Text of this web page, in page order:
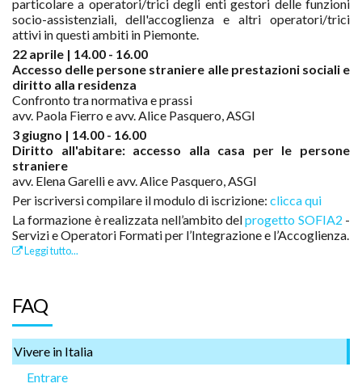
particolare a operatori/trici degli enti gestori delle funzioni
socio-assistenziali, dell'accoglienza e altri operatori/trici
attivi in questi ambiti in Piemonte.
22 aprile | 14.00 - 16.00
Accesso delle persone straniere alle prestazioni sociali e
diritto alla residenza
Confronto tra normativa e prassi
avv. Paola Fierro e avv. Alice Pasquero, ASGI
3 giugno | 14.00 - 16.00
Diritto all'abitare: accesso alla casa per le persone
straniere
avv. Elena Garelli e avv. Alice Pasquero, ASGI
Per iscriversi compilare il modulo di iscrizione: clicca qui
La formazione è realizzata nell’ambito delprogetto SOFIA2 -
Servizi e Operatori Formati per l’Integrazione e l’Accoglienza.
Leggi tutto...
FAQ
Vivere in Italia
Entrare